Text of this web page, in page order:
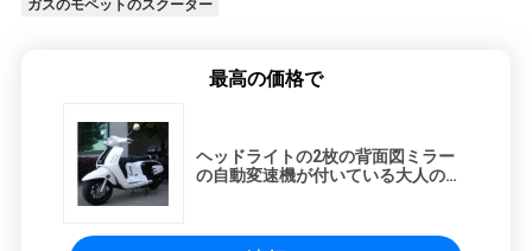
ガスのモペットのスクーター
最高の価格で
ヘッドライトの2枚の背面図ミラー
の自動変速機が付いている大人のス